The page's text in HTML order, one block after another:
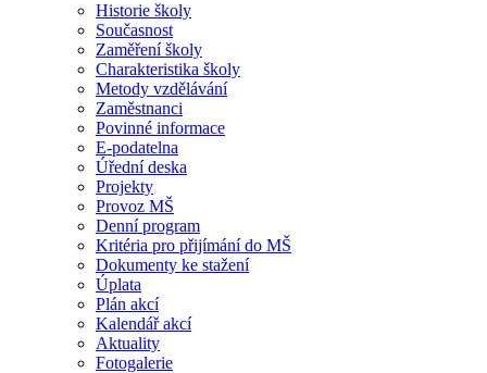
Historie školy
Současnost
Zaměření školy
Charakteristika školy
Metody vzdělávání
Zaměstnanci
Povinné informace
E-podatelna
Úřední deska
Projekty
Provoz MŠ
Denní program
Kritéria pro přijímání do MŠ
Dokumenty ke stažení
Úplata
Plán akcí
Kalendář akcí
Aktuality
Fotogalerie